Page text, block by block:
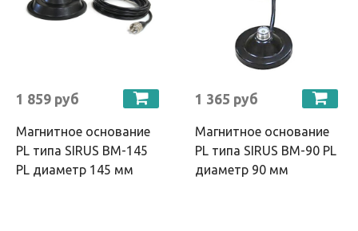
1 859 руб
Магнитное основание
PL типа SIRUS BM-145
PL диаметр 145 мм
1 365 руб
Магнитное основание
PL типа SIRUS BM-90 PL
диаметр 90 мм